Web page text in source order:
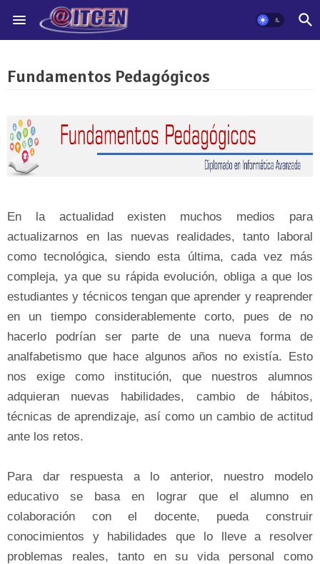
Fundamentos Pedagógicos
En la actualidad existen muchos medios para
actualizarnos en las nuevas realidades, tanto laboral
como tecnológica, siendo esta última, cada vez más
compleja, ya que su rápida evolución, obliga a que los
estudiantes y técnicos tengan que aprender y reaprender
en un tiempo considerablemente corto, pues de no
hacerlo podrían ser parte de una nueva forma de
analfabetismo que hace algunos años no existía. Esto
nos exige como institución, que nuestros alumnos
adquieran nuevas habilidades, cambio de hábitos,
técnicas de aprendizaje, así como un cambio de actitud
ante los retos.
Para dar respuesta a lo anterior, nuestro modelo
educativo se basa en lograr que el alumno en
colaboración con el docente, pueda construir
conocimientos y habilidades que lo lleve a resolver
problemas reales, tanto en su vida personal como